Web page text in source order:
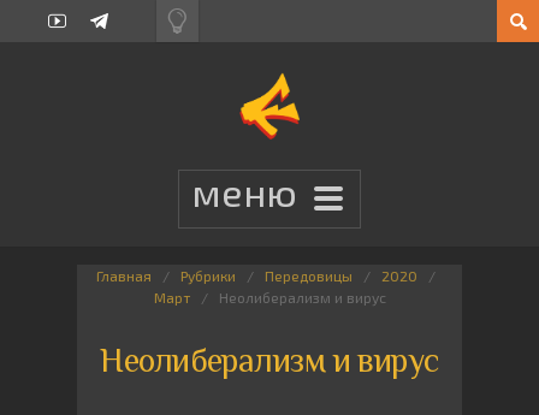
Главная Рубрики Передовицы
2020
Март
Неолиберализм и вирус
Неолиберализм и вирус